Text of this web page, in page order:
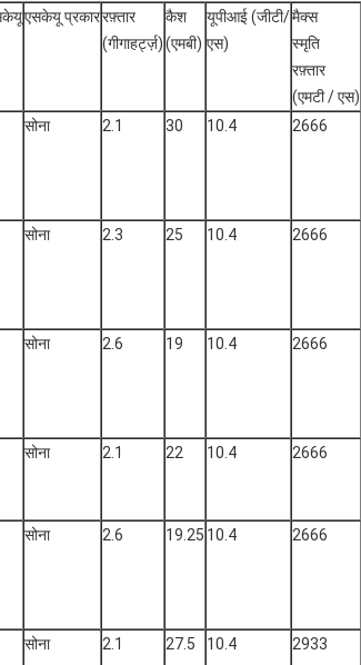
एसकेयू प्रकाररफ़्तार
(गीगाहर्ट्ज़)
कैश
(एमबी)
यूपीआई (जीटी/
एस)
मैक्स
स्मृति
रफ़्तार
(एमटी / एस)
सोना 2.1 30 10.4 2666
सोना 2.3 25 10.4 2666
सोना 2.6 19 10.4 2666
सोना 2.1 22 10.4 2666
सोना 2.6 19.25 10.4 2666
सोना 2.1 27.5 10.4 2933